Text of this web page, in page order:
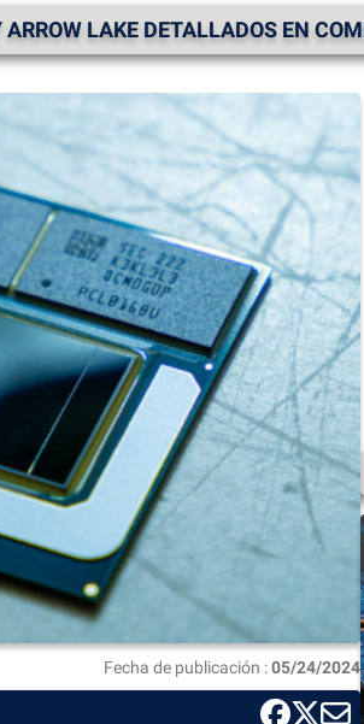
LAKE DETALLADOS EN
Fecha de publicación :05/24/2024